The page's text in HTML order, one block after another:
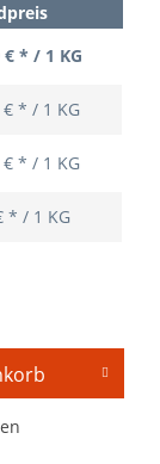
€ * / 1 KG
€ * / 1 KG
€ * / 1 KG
* / 1 KG